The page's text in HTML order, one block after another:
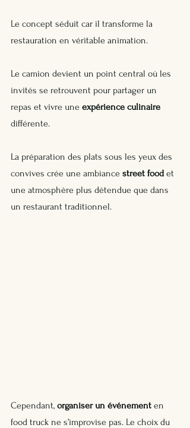
Le concept séduit car il transforme la
restauration en véritable animation.
Le camion devient un point central où les
invités se retrouvent pour partager un
repas et vivre une expérience culinaire
différente.
La préparation des plats sous les yeux des
convives crée une ambiance street food et
une atmosphère plus détendue que dans
un restaurant traditionnel.
Cependant, organiser un événement en
food truck ne s’improvise pas. Le choix du